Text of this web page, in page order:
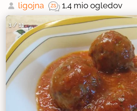
ligojna 1,4 mio ogledov
1/ 11